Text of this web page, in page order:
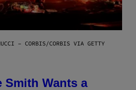
– CORBIS/CORBIS VIA GETTY
Smith Wants a